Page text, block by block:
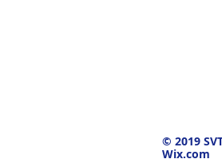
© 2019
Wix.com